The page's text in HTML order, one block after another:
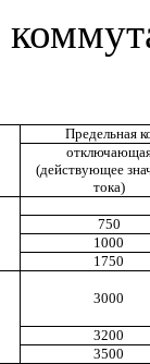
Предельная
(действующее
тока)
750
1000
1750
3000
3200
3500